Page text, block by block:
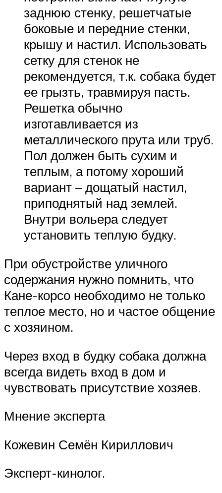
заднюю стенку, решетчатые
боковые и передние стенки,
крышу и настил. Использовать
сетку для стенок не
рекомендуется, т.к. собака будет
ее грызть, травмируя пасть.
Решетка обычно
изготавливается из
металлического прута или труб.
Пол должен быть сухим и
теплым, а потому хороший
вариант – дощатый настил,
приподнятый над землей.
Внутри вольера следует
установить теплую будку.
При обустройстве уличного
содержания нужно помнить, что
Кане-корсо необходимо не только
теплое место, но и частое общение
с хозяином.
Через вход в будку собака должна
всегда видеть вход в дом и
чувствовать присутствие хозяев.
Мнение эксперта
Кожевин Семён Кириллович
Эксперт-кинолог.